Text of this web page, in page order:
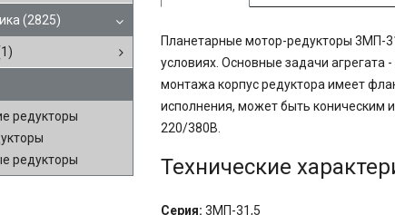
(2825)
редукторы
редукторы
Планетарные мотор-редукторы 3МП-
условиях. Основные задачи
монтажа корпус редуктора имеет
исполнения, может быть коническим
220/380В.
Технические
Серия: 3МП-31,5